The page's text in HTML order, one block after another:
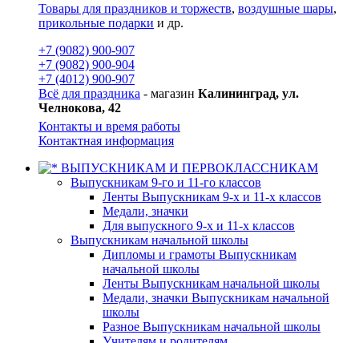
Товары для праздников и торжеств, воздушные шары,
прикольные подарки и др.
+7 (9082) 900-907
+7 (9082) 900-904
+7 (4012) 900-907
Всё для праздника - магазин Калининград, ул.
Челнокова, 42
Контакты и время работы
Контактная информация
ВЫПУСКНИКАМ И ПЕРВОКЛАССНИКАМ
Выпускникам 9-го и 11-го классов
Ленты Выпускникам 9-х и 11-х классов
Медали, значки
Для выпускного 9-х и 11-х классов
Выпускникам начальной школы
Дипломы и грамоты Выпускникам
начальной школы
Ленты Выпускникам начальной школы
Медали, значки Выпускникам начальной
школы
Разное Выпускникам начальной школы